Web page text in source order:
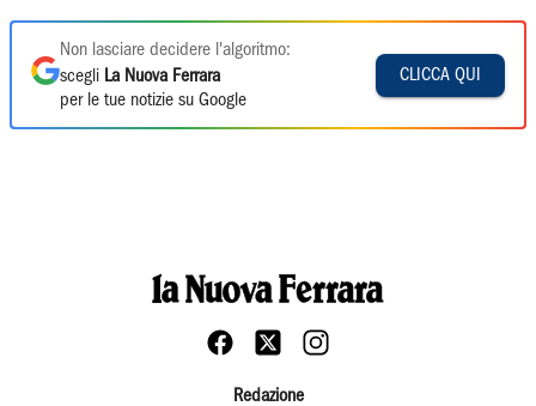
Non lasciare decidere l'algoritmo:
scegli La Nuova Ferrara
per le tue notizie su Google
CLICCA QUI
Redazione